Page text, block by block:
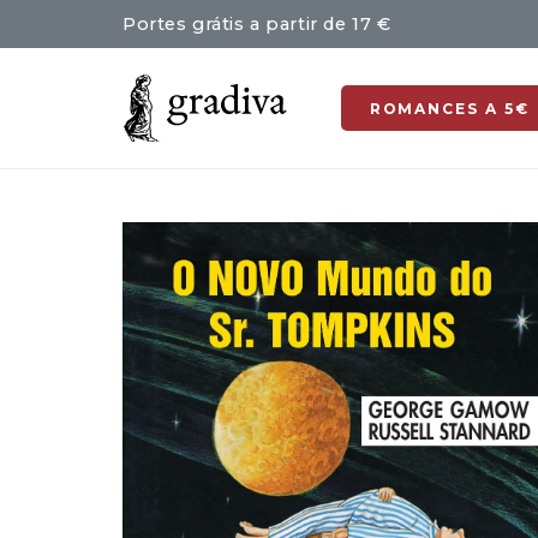
Portes grátis a partir de 17 €
ROMANCES A 5€